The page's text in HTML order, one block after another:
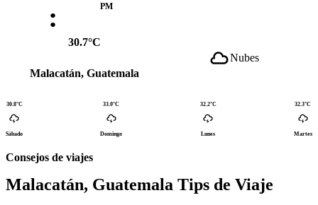
:
PM
30.7°C
Malacatán, Guatemala
Nubes
30.8°C
Sábado
33.0°C
Domingo
32.2°C
Lunes
32.3°C
Martes
Consejos de viajes
Malacatán, Guatemala Tips de Viaje